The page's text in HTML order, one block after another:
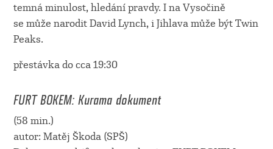
temná minulost, hledání pravdy. I na Vysočině
se může narodit David Lynch, i Jihlava může být Twin
Peaks.
přestávka do cca 19:30
FURT BOKEM: Kurama dokument
(58 min.)
autor: Matěj Škoda (SPŠ)